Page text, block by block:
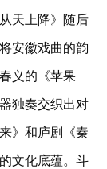
天上降》随后
安徽戏曲的韵
义的《苹果
独奏交织出对
》和庐剧《秦
文化底蕴。斗